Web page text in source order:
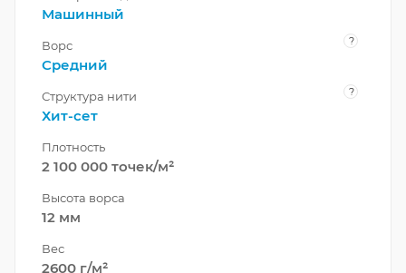
Машинный
Ворс ?
Средний
Структура нити ?
Хит-сет
Плотность
2 100 000 точек/м²
Высота ворса
12 мм
Вес
2600 г/м²